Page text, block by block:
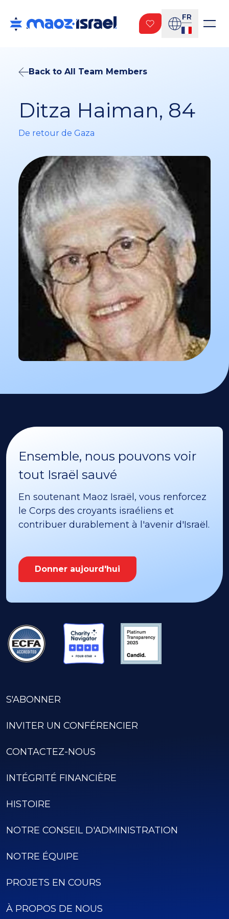
FR
Back to All Team Members
Ditza Haiman, 84
De retour de Gaza
Ensemble, nous pouvons voir
tout Israël sauvé
En soutenant Maoz Israël, vous renforcez
le Corps des croyants israéliens et
contribuer durablement à l'avenir d'Israël.
Donner aujourd'hui
S'ABONNER
INVITER UN CONFÉRENCIER
CONTACTEZ-NOUS
INTÉGRITÉ FINANCIÈRE
HISTOIRE
NOTRE CONSEIL D'ADMINISTRATION
NOTRE ÉQUIPE
PROJETS EN COURS
À PROPOS DE NOUS